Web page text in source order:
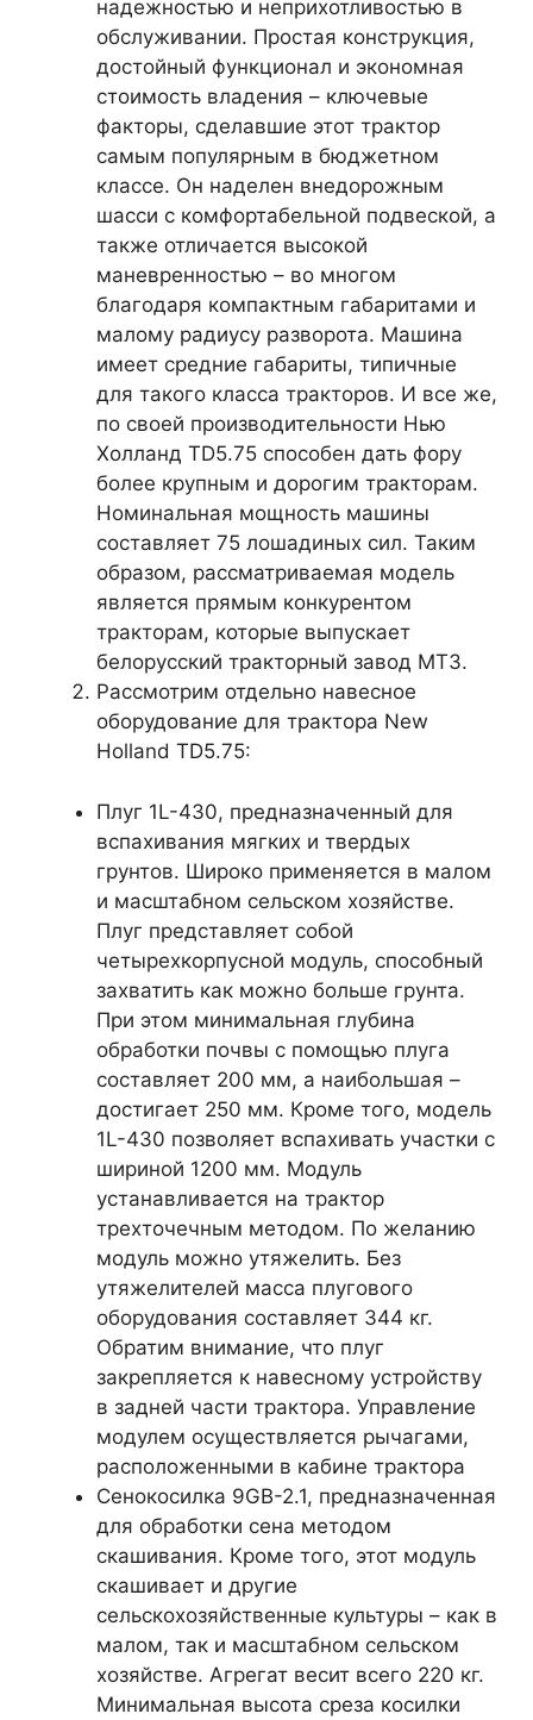
надежностью и неприхотливостью в
обслуживании. Простая конструкция,
достойный функционал и экономная
стоимость владения – ключевые
факторы, сделавшие этот трактор
самым популярным в бюджетном
классе. Он наделен внедорожным
шасси с комфортабельной подвеской, а
также отличается высокой
маневренностью – во многом
благодаря компактным габаритами и
малому радиусу разворота. Машина
имеет средние габариты, типичные
для такого класса тракторов. И все же,
по своей производительности Нью
Холланд TD5.75 способен дать фору
более крупным и дорогим тракторам.
Номинальная мощность машины
составляет 75 лошадиных сил. Таким
образом, рассматриваемая модель
является прямым конкурентом
тракторам, которые выпускает
белорусский тракторный завод МТЗ.
Рассмотрим отдельно навесное
оборудование для трактора New
Holland TD5.75:
Плуг 1L-430, предназначенный для
вспахивания мягких и твердых
грунтов. Широко применяется в малом
и масштабном сельском хозяйстве.
Плуг представляет собой
четырехкорпусной модуль, способный
захватить как можно больше грунта.
При этом минимальная глубина
обработки почвы с помощью плуга
составляет 200 мм, а наибольшая –
достигает 250 мм. Кроме того, модель
1L-430 позволяет вспахивать участки с
шириной 1200 мм. Модуль
устанавливается на трактор
трехточечным методом. По желанию
модуль можно утяжелить. Без
утяжелителей масса плугового
оборудования составляет 344 кг.
Обратим внимание, что плуг
закрепляется к навесному устройству
в задней части трактора. Управление
модулем осуществляется рычагами,
расположенными в кабине трактора
Сенокосилка 9GB-2.1, предназначенная
для обработки сена методом
скашивания. Кроме того, этот модуль
скашивает и другие
сельскохозяйственные культуры – как в
малом, так и масштабном сельском
хозяйстве. Агрегат весит всего 220 кг.
Минимальная высота среза косилки